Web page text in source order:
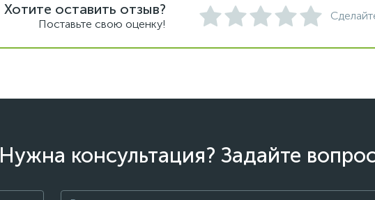
Хотите оставить отзыв?
Поставьте свою оценку!
Нужна консультация? Задайте